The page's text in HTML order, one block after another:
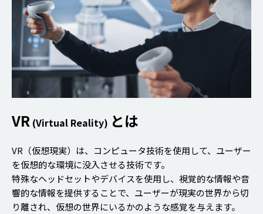
VR (Virtual Reality) とは
VR（仮想現実）は、コンピュータ技術を使用して、ユーザー
を仮想的な環境に没入させる技術です。
特殊なヘッドセットやデバイスを使用し、視覚的な情報や音
響的な情報を提供することで、ユーザーが現実の世界から切
り離され、仮想の世界にいるかのような感覚を与えます。